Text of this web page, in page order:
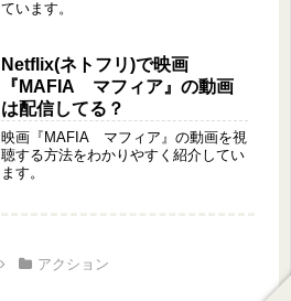
ています。
Netflix(ネトフリ)で映画
『MAFIA マフィア』の動画
は配信してる？
映画『MAFIA マフィア』の動画を視
聴する方法をわかりやすく紹介してい
ます。
アクション